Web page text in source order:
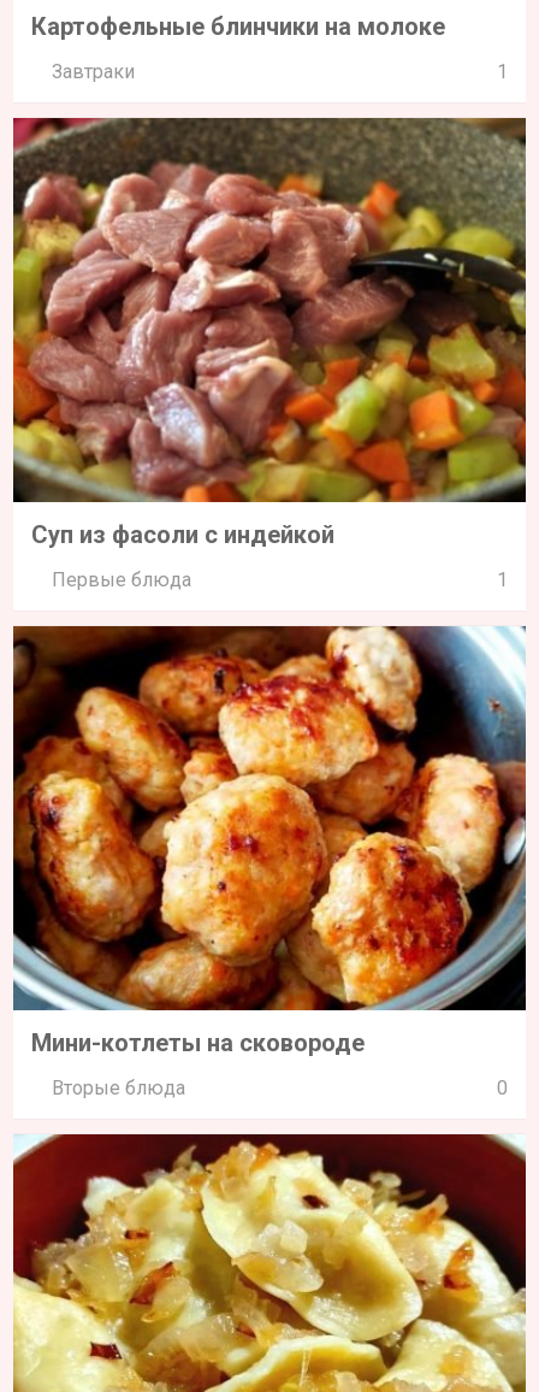
Картофельные блинчики на молоке
Завтраки 1
Суп из фасоли с индейкой
Первые блюда 1
Мини-котлеты на сковороде
Вторые блюда 0